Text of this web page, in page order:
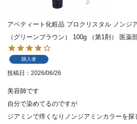
アペティート化粧品 プロクリスタル ノンジ
（グリーンブラウン） 100g （第1剤） 医薬
購入者
投稿日 2026/06/26
美容師です
自分で染めてるのですが
ジアミンで痒くなりノンジアミンカラーを探